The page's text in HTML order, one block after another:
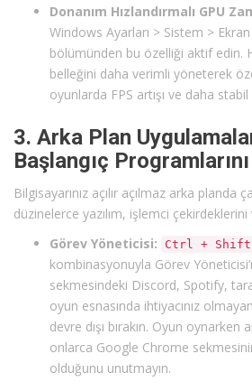
Donanım Hızlandırmalı GPU
Windows Ayarları > Sistem >
bölümünden bu özelliği aktif edin.
belleğini daha verimli yöneterek
oyunlarda FPS artışı ve daha stabil
3. Arka Plan
Başlangıç
Bilgisayarınız açılır açılmaz arka planda
düzinelerce yazılım, işlemci
Görev Yöneticisi:
Ctrl + Shift
kombinasyonuyla Görev
sekmesindeki Discord, Spotify,
oyun esnasında ihtiyacınız
devre dışı bırakın. Oyun oynarken
onlarca Google Chrome
olduğunu unutmayın.